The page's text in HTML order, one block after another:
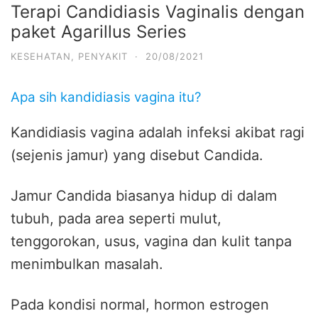
Terapi Candidiasis Vaginalis dengan
paket Agarillus Series
KESEHATAN PENYAKIT · 20/08/2021
Apa sih kandidiasis vagina itu?
Kandidiasis vagina adalah infeksi akibat ragi
(sejenis jamur) yang disebut Candida.
Jamur Candida biasanya hidup di dalam
tubuh, pada area seperti mulut,
tenggorokan, usus, vagina dan kulit tanpa
menimbulkan masalah.
Pada kondisi normal, hormon estrogen